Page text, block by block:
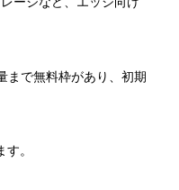
まで無料枠があり、初期
。